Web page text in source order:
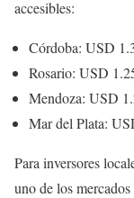
accesibles:
Córdoba: USD
Rosario: USD
Mendoza: USD
Mar del Plata:
Para inversores
uno de los